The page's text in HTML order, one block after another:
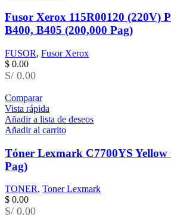
Fusor Xerox 115R00120 (220V)
B400, B405 (200,000 Pag)
FUSOR, Fusor Xerox
$ 0.00
S/ 0.00
Comparar
Vista rápida
Añadir a lista de deseos
Añadir al carrito
Tóner Lexmark C7700YS Yellow
Pag)
TONER, Toner Lexmark
$ 0.00
S/ 0.00